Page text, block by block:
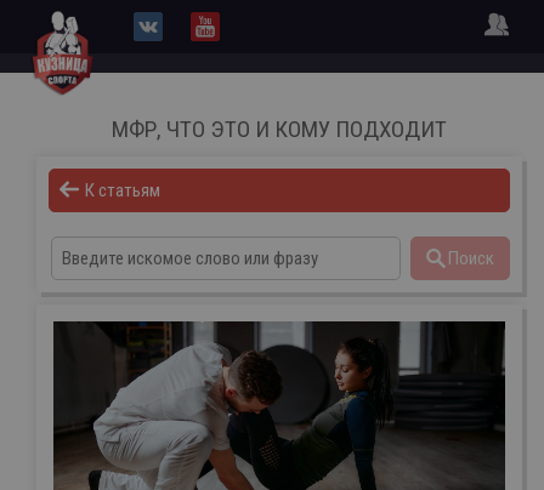
МФР, ЧТО ЭТО И КОМУ ПОДХОДИТ
К статьям
Поиск